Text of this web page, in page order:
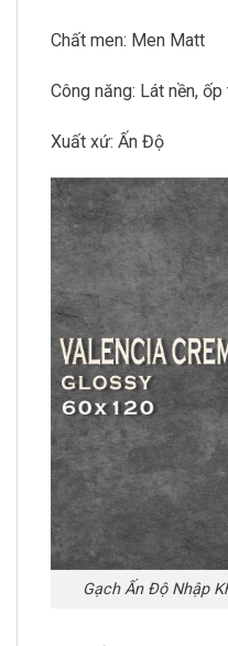
Chất men: Men Matt
Công năng: Lát nền,
Xuất xứ: Ấn Độ
Gạch Ấn Độ Nhập